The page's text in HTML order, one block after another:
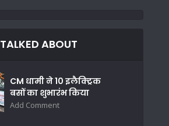
TALKED ABOUT
CM धामी ने 10 इलैक्ट्रिक
बसों का शुभारंभ किया
Add Comment